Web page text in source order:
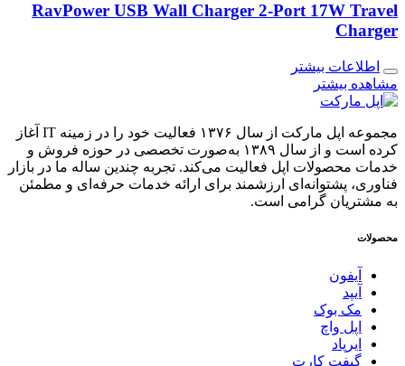
RavPower USB Wall Charger 2-Port 17W Travel
Charger
اطلاعات بیشتر
مشاهده بیشتر
مجموعه اپل مارکت از سال ۱۳۷۶ فعالیت خود را در زمینه IT آغاز
کرده است و از سال ۱۳۸۹ به‌صورت تخصصی در حوزه فروش و
خدمات محصولات اپل فعالیت می‌کند. تجربه چندین ساله ما در بازار
فناوری، پشتوانه‌ای ارزشمند برای ارائه خدمات حرفه‌ای و مطمئن
به مشتریان گرامی است.
محصولات
آیفون
آیپد
مک بوک
اپل واچ
ایرپاد
گیفت کارت